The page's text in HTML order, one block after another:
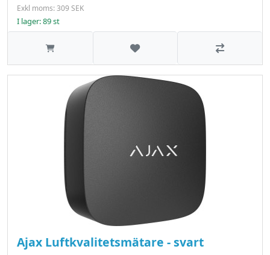
Exkl moms: 309 SEK
I lager: 89 st
Lägg till i önskelistanJämför
Ajax Luftkvalitetsmätare - svart